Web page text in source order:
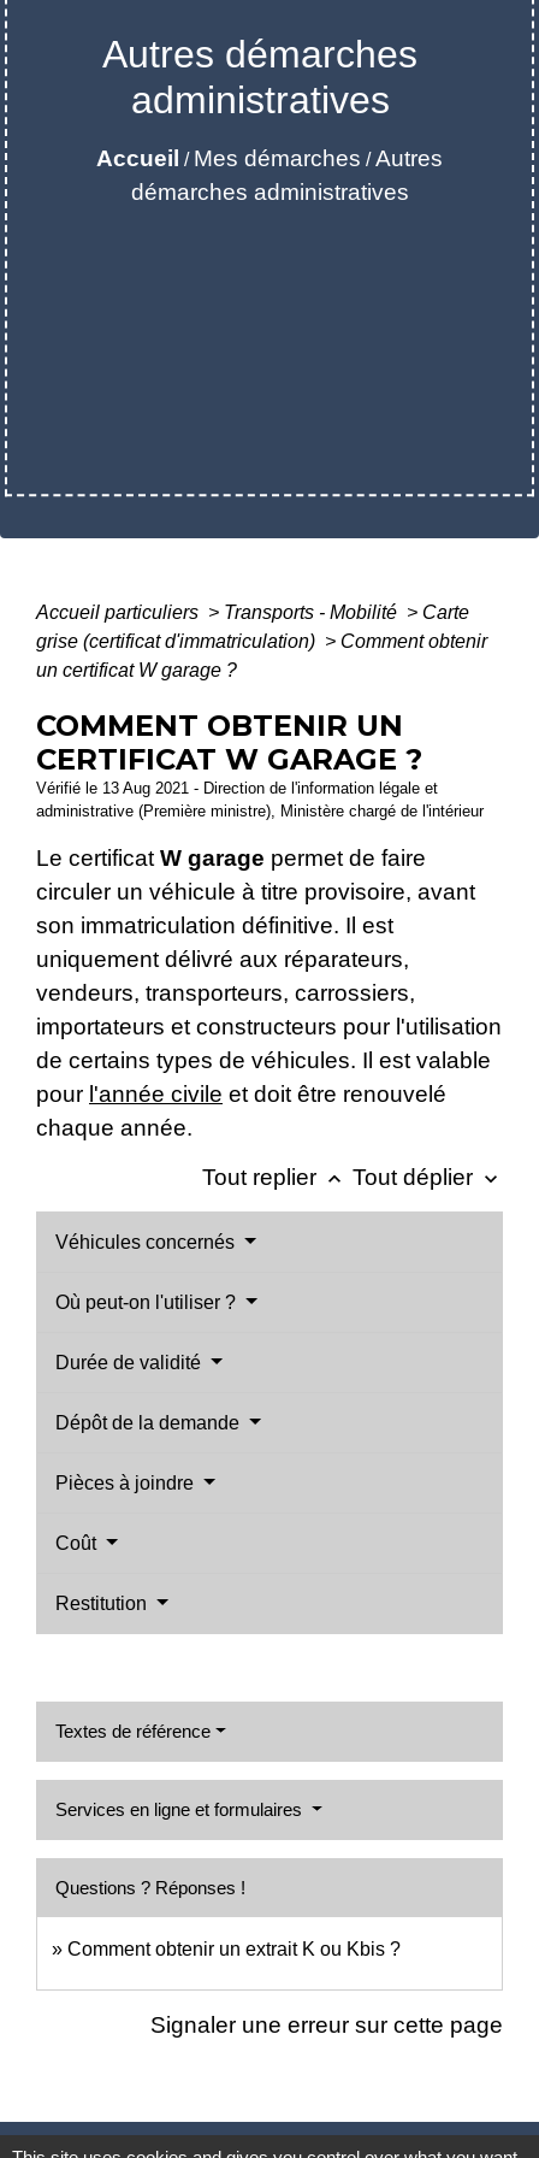
Autres démarches
administratives
Accueil / Mes démarches / Autres
démarches administratives
Accueil particuliers > Transports - Mobilité > Carte
grise (certificat d'immatriculation) > Comment obtenir
un certificat W garage ?
COMMENT OBTENIR UN
CERTIFICAT W GARAGE ?
Vérifié le 13 Aug 2021 - Direction de l'information légale et
administrative (Première ministre), Ministère chargé de l'intérieur
Le certificat W garage permet de faire
circuler un véhicule à titre provisoire, avant
son immatriculation définitive. Il est
uniquement délivré aux réparateurs,
vendeurs, transporteurs, carrossiers,
importateurs et constructeurs pour l'utilisation
de certains types de véhicules. Il est valable
pour l'année civile et doit être renouvelé
chaque année.
Tout replier keyboard_arrow_up Tout déplier keyboard_arrow_down
Véhicules concernés
Où peut-on l'utiliser ?
Durée de validité
Dépôt de la demande
Pièces à joindre
Coût
Restitution
Textes de référence
Services en ligne et formulaires
Questions ? Réponses !
Comment obtenir un extrait K ou Kbis ?
Signaler une erreur sur cette page